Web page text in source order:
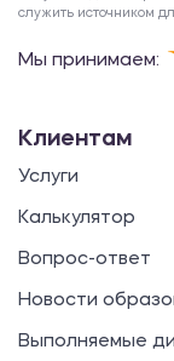
служить источником
Мы принимаем:
Клиентам
Услуги
Калькулятор
Вопрос-ответ
Новости
Выполняемые